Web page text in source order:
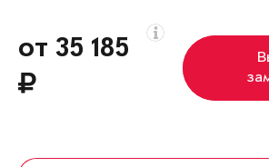
от 35 185